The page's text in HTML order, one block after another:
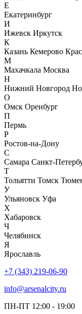
Е
Екатеринбург
И
Ижевск Иркутск
К
Казань Кемерово
М
Махачкала Москва
Н
Нижний Новгород
О
Омск Оренбург
П
Пермь
Р
Ростов-на-Дону
С
Самара Санкт-
Т
Тольятти Томск
У
Ульяновск Уфа
Х
Хабаровск
Ч
Челябинск
Я
Ярославль
+7 (343) 219-06-90
info@arsenalcity.ru
ПН-ПТ 12:00 - 19:00